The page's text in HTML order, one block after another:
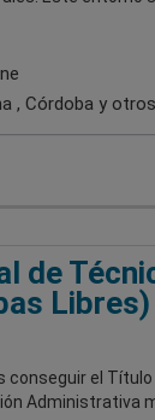
, Córdoba y
de
Libres)
conseguir el
Administrativa